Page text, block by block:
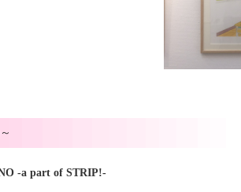
-a part of STRIP!-